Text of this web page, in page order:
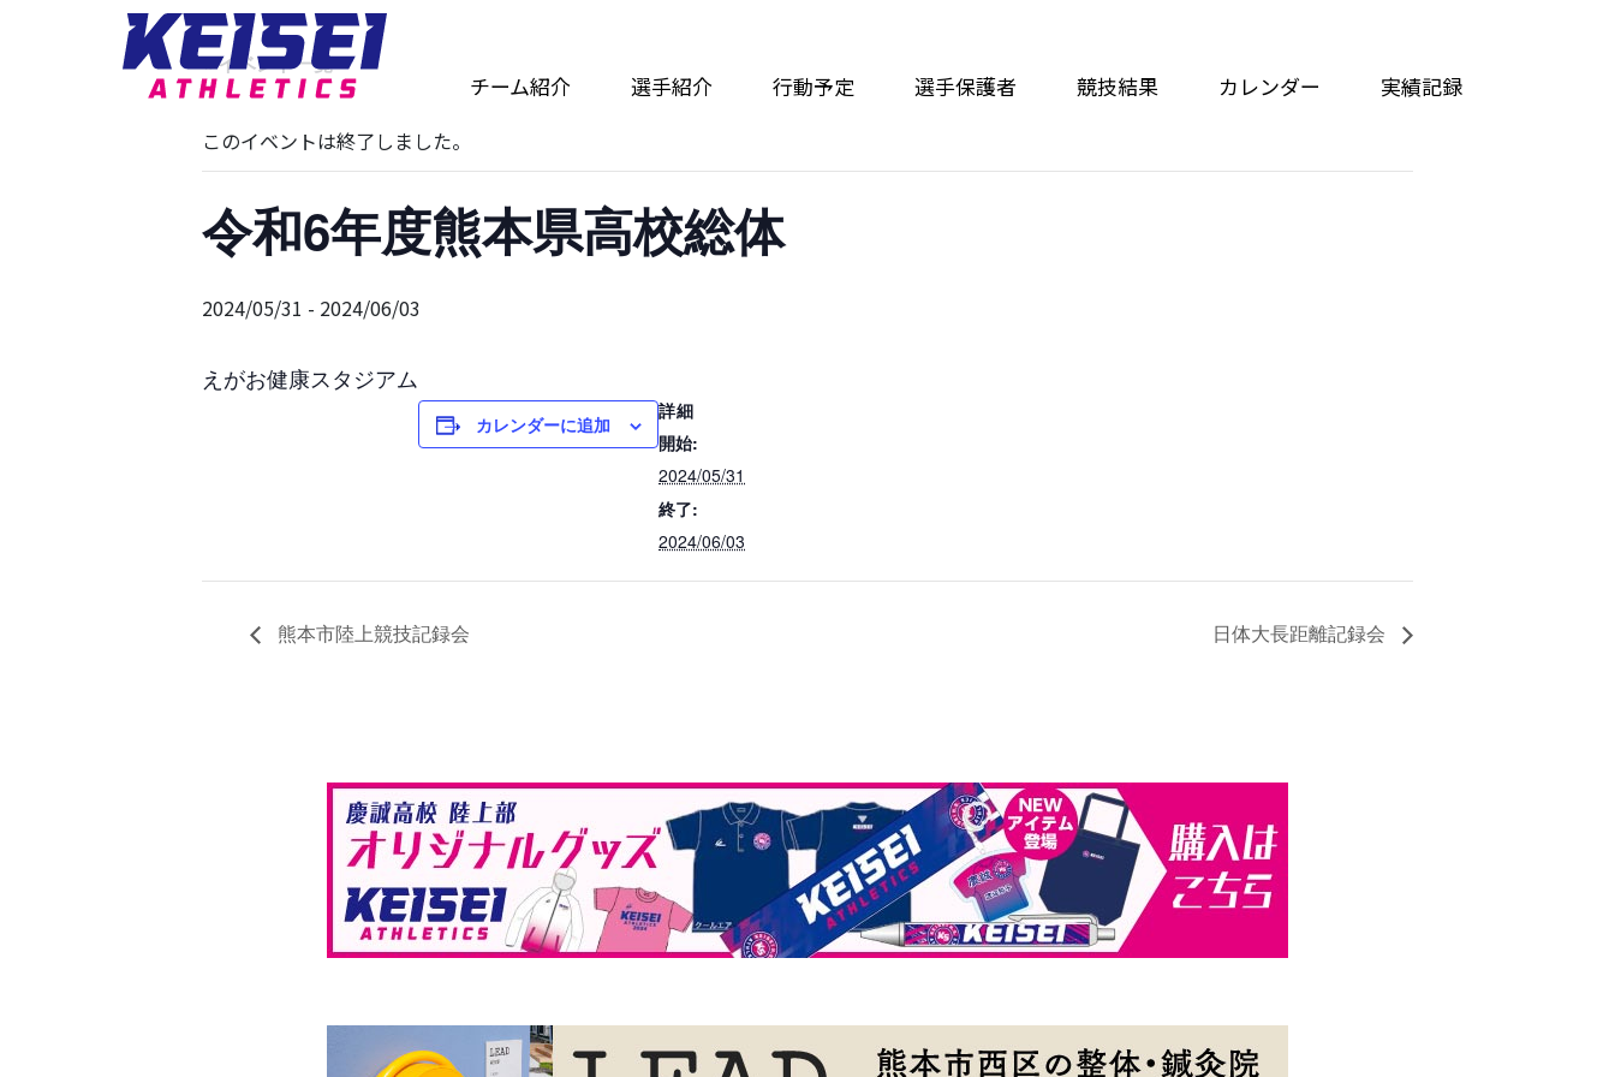
チーム紹介 選手紹介 行動予定 選手保護者 競技結果 カレンダー 実績記録
« イベント一覧
このイベントは終了しました。
令和6年度熊本県高校総体
2024/05/31 - 2024/06/03
えがお健康スタジアム
カレンダーに追加
詳細
開始:
2024/05/31
終了:
2024/06/03
熊本市陸上競技記録会 日体大長距離記録会